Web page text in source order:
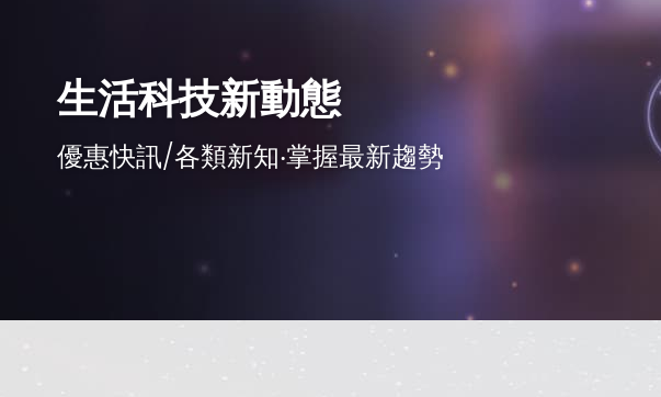
生活科技新動態
優惠快訊/各類新知‧掌握最新趨勢